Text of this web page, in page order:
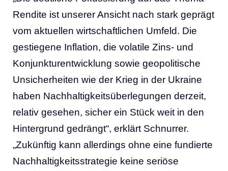
Rendite ist unserer Ansicht nach stark geprägt
vom aktuellen wirtschaftlichen Umfeld. Die
gestiegene Inflation, die volatile Zins- und
Konjunkturentwicklung sowie geopolitische
Unsicherheiten wie der Krieg in der Ukraine
haben Nachhaltigkeitsüberlegungen derzeit,
relativ gesehen, sicher ein Stück weit in den
Hintergrund gedrängt“, erklärt Schnurrer.
„Zukünftig kann allerdings ohne eine fundierte
Nachhaltigkeitsstrategie keine seriöse